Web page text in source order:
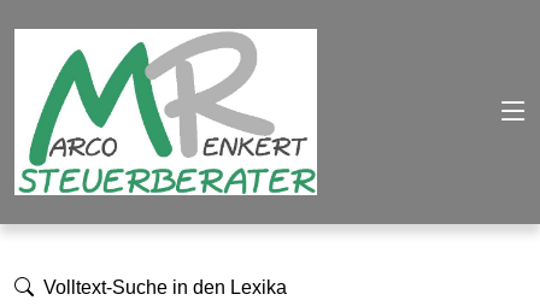
Volltext-Suche in den Lexika